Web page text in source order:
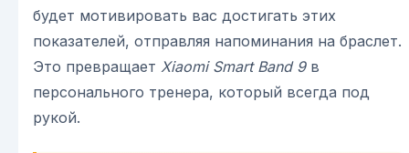
будет мотивировать вас достигать этих
показателей, отправляя напоминания на браслет.
Это превращает Xiaomi Smart Band 9в
персонального тренера, который всегда под
рукой.